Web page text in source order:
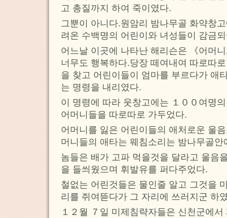
고 총질까지 하여 죽이였다.
그뿐이 아니다.원암리 밤나무골 화약창
려온 수백명의 어린이와 녀성들이 감금
어느날 이곳에 나타난 해리슨은 《어머
너무도 행복하다.당장 떼여내여 따로따
을 찾고 어린이들이 엄마를 부르다가 애
는 명령을 내리였다.
이 명령에 따라 웃창고에는 １００여명
어머니들을 따로따로 가두었다.
어머니를 잃은 어린이들의 애처로운 울
머니들의 애타는 웨침소리는 밤나무골안
놈들은 배가 고파 먹을것을 달라고 울음
을 들씌웠으며 휘발유를 퍼다주었다.
철없는 어린것들은 물인줄 알고 그것을
리를 쥐여뜯다가 그 자리에 쓰러지군 하
１２월 ７일 미제침략자들은 신천군에